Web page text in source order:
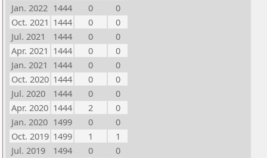
Jan. 2022 1444 0
0
Oct. 2021 1444 0
0
Jul. 2021
1444 0
0
Apr. 2021 1444 0
0
Jan. 2021 1444 0
0
Oct. 2020 1444 0
0
Jul. 2020
1444 0
0
Apr. 2020 1444 2
0
Jan. 2020 1499 0
0
Oct. 2019 1499 1
1
Jul. 2019
1494 0
0